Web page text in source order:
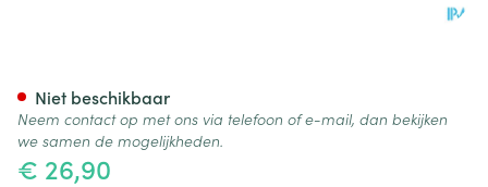
€ 26,90
Niet beschikbaar
Neem contact op met ons via telefoon of e-mail, dan bekijken
we samen de mogelijkheden.